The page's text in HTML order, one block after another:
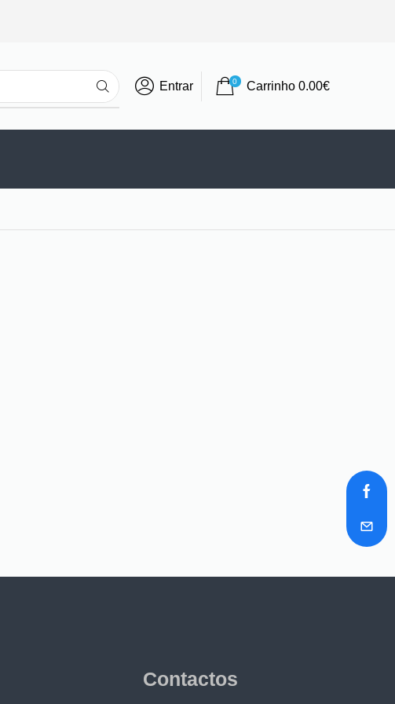
Entrar 0 Carrinho0.00€
Contactos